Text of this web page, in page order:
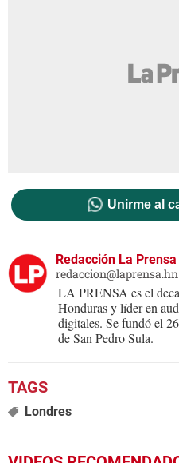
Unirme al
Redacción La Prensa
redaccion@laprensa.hn
LA PRENSA es el
Honduras y líder en
digitales. Se fundó el
de San Pedro Sula.
Londres